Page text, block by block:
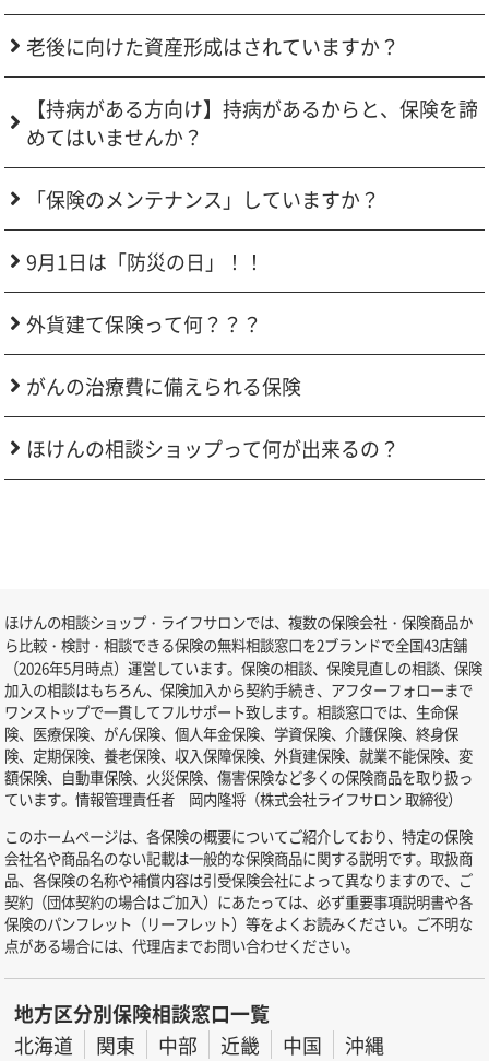
老後に向けた資産形成はされていますか？
【持病がある方向け】持病があるからと、保険を諦
めてはいませんか？
「保険のメンテナンス」していますか？
9月1日は「防災の日」！！
外貨建て保険って何？？？
がんの治療費に備えられる保険
ほけんの相談ショップって何が出来るの？
ほけんの相談ショップ・ライフサロンでは、複数の保険会社・保険商品か
ら比較・検討・相談できる保険の無料相談窓口を2ブランドで全国43店舗
（2026年5月時点）運営しています。保険の相談、保険見直しの相談、保険
加入の相談はもちろん、保険加入から契約手続き、アフターフォローまで
ワンストップで一貫してフルサポート致します。相談窓口では、生命保
険、医療保険、がん保険、個人年金保険、学資保険、介護保険、終身保
険、定期保険、養老保険、収入保障保険、外貨建保険、就業不能保険、変
額保険、自動車保険、火災保険、傷害保険など多くの保険商品を取り扱っ
ています。情報管理責任者 岡内隆将（株式会社ライフサロン 取締役）
このホームページは、各保険の概要についてご紹介しており、特定の保険
会社名や商品名のない記載は一般的な保険商品に関する説明です。取扱商
品、各保険の名称や補償内容は引受保険会社によって異なりますので、ご
契約（団体契約の場合はご加入）にあたっては、必ず重要事項説明書や各
保険のパンフレット（リーフレット）等をよくお読みください。ご不明な
点がある場合には、代理店までお問い合わせください。
地方区分別保険相談窓口一覧
北海道
関東 中部 近畿 中国
沖縄